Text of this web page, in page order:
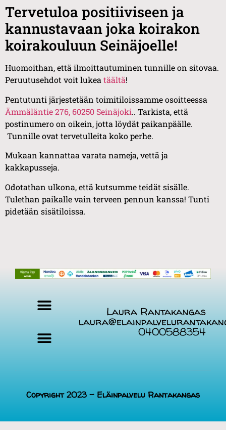
Tervetuloa positiiviseen ja
kannustavaan joka koirakon
koirakouluun Seinäjoelle!
Huomoithan, että ilmoittautuminen tunnille on sitovaa.
Peruutusehdot voit lukeatäältä!
Pentutunti järjestetään toimitiloissamme osoitteessa
Ämmäläntie 276, 60250 Seinäjoki.. Tarkista, että
postinumero on oikein, jotta löydät paikanpäälle.
Tunnille ovat tervetulleita koko perhe.
Mukaan kannattaa varata nameja, vettä ja
kakkapusseja.
Odotathan ulkona, että kutsumme teidät sisälle.
Tulethan paikalle vain terveen pennun kanssa! Tunti
pidetään sisätiloissa.
Laura Rantakangas
0400588354
Copyright 2023 - Eläinpalvelu Rantakangas